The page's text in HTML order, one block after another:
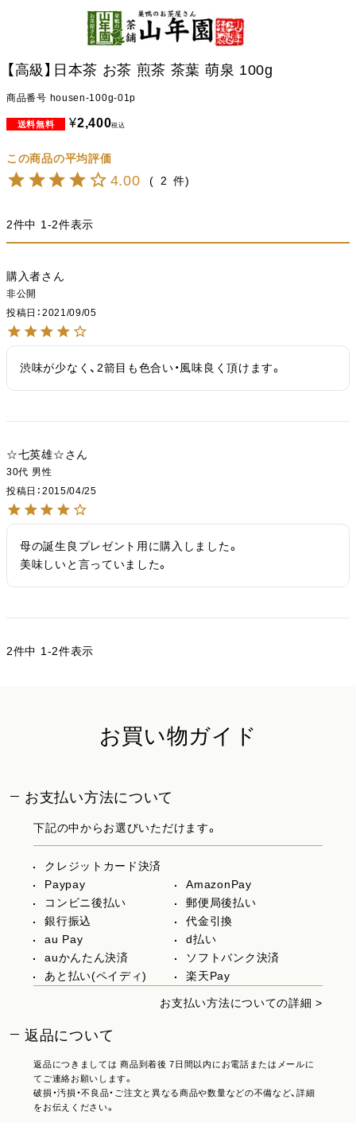
【高級】日本茶 お茶 煎茶 茶葉 萌泉 100g
商品番号 housen-100g-01p
¥2,400税込
4.00 2
2件中 1-2件表示
購入者
非公開
投稿日
2021/09/05
渋味が少なく、2箭目も色合い・風味良く頂けます。
☆七英雄☆
30代 男性
投稿日
2015/04/25
母の誕生良プレゼント用に購入しました。
美味しいと言っていました。
2件中 1-2件表示
お買い物ガイド
お支払い方法について
下記の中からお選びいただけます。
クレジットカード決済
Paypay
AmazonPay
コンビニ後払い
郵便局後払い
銀行振込
代金引換
au Pay
d払い
auかんたん決済
ソフトバンク決済
あと払い(ペイディ)
楽天Pay
お支払い方法についての詳細 >
返品について
返品につきましては 商品到着後 7日間以内にお電話またはメールに
てご連絡お願いします。
破損・汚損・不良品・ご注文と異なる商品や数量などの不備など、詳細
をお伝えください。